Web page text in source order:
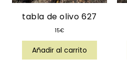
tabla de olivo 627
15€
Añadir al carrito